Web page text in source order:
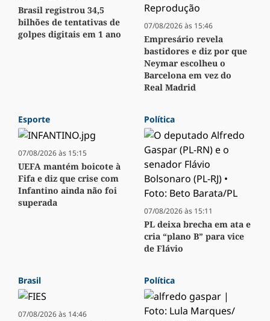
Brasil registrou 34,5
bilhões de tentativas de
golpes digitais em 1 ano
07/08/2026 às 15:46
Empresário revela
bastidores e diz por que
Neymar escolheu o
Barcelona em vez do
Real Madrid
Esporte
07/08/2026 às 15:15
UEFA mantém boicote à
Fifa e diz que crise com
Infantino ainda não foi
superada
Política
07/08/2026 às 15:11
PL deixa brecha em ata e
cria “plano B” para vice
de Flávio
Brasil
07/08/2026 às 14:46
Política